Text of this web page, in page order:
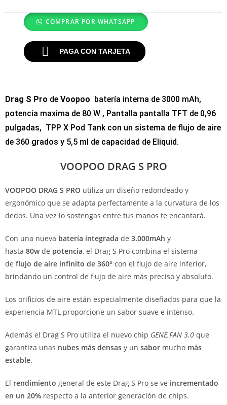
COMPRAR POR WHATSAPP
PAGA CON TARJETA
Drag S Pro de Voopoo batería interna de 3000 mAh,
potencia maxima de 80 W , Pantalla pantalla TFT de 0,96
pulgadas, TPP X Pod Tank con un sistema de flujo de aire
de 360 ​​grados y 5,5 ml de capacidad de Eliquid.
VOOPOO DRAG S PRO
VOOPOO DRAG S PRO utiliza un diseño redondeado y
ergonómico que se adapta perfectamente a la curvatura de los
dedos. Una vez lo sostengas entre tus manos te encantará.
Con una nueva batería integrada de 3.000mAh y
hasta 80wde potencia, el Drag S Pro combina el sistema
de flujo de aire infinito de 360° con el flujo de aire inferior,
brindando un control de flujo de aire más preciso y absoluto.
Los orificios de aire están especialmente diseñados para que la
experiencia MTL proporcione un sabor suave e intenso.
Además el Drag S Pro utiliza el nuevo chip GENE.FAN 3.0 que
garantiza unas nubes más densas y un sabor mucho más
estable.
El rendimiento general de este Drag S Pro se ve incrementado
en un 20% respecto a la anterior generación de chips.